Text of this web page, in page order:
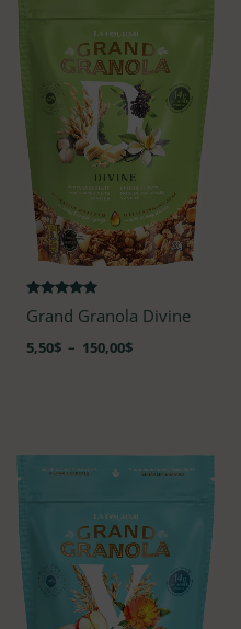
Note
4.89
Grand Granola Divine
5,50$ – 150,00$
5,50$
à
150,00$
Plage
de
5,50$
à
150,00$